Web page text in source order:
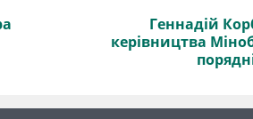
Геннадій
керівництва